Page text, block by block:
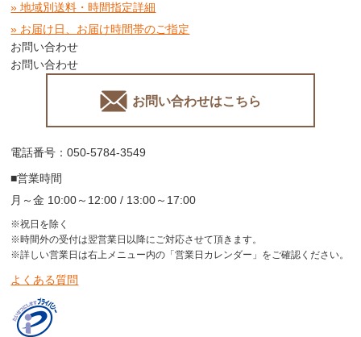
» 地域別送料・時間指定詳細
» お届け日、お届け時間帯のご指定
お問い合わせ
お問い合わせ
お問い合わせはこちら
電話番号：050-5784-3549
■営業時間
月～金 10:00～12:00 / 13:00～17:00
※祝日を除く
※時間外の受付は翌営業日以降にご対応させて頂きます。
※詳しい営業日は右上メニュー内の「営業日カレンダー」をご確認ください。
よくある質問